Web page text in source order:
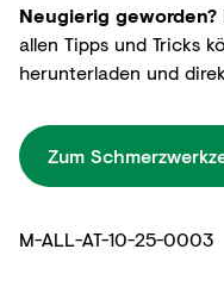
Neugierig geworden?
allen Tipps und Tricks
herunterladen und
Zum
M-ALL-AT-10-25-0003